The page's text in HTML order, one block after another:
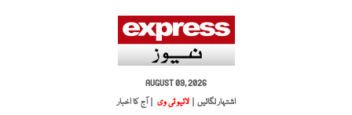
AUGUST 09, 2026
اشتہار لگائیں |
لائیو ٹی وی | آج کا اخبار